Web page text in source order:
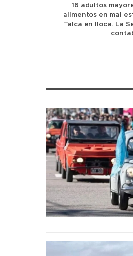
16 adultos
alimentos en mal
Talca en Iloca. La